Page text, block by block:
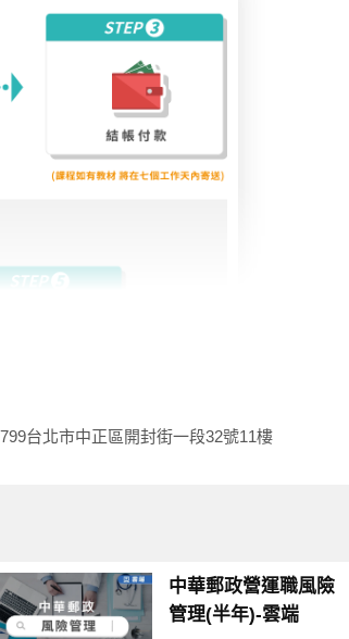
台北市中正區開封街一段32號11樓
中華郵政營運職風險
管理(半年)-雲端